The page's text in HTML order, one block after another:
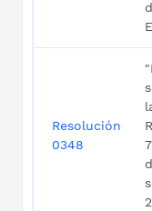
Resolución
0348